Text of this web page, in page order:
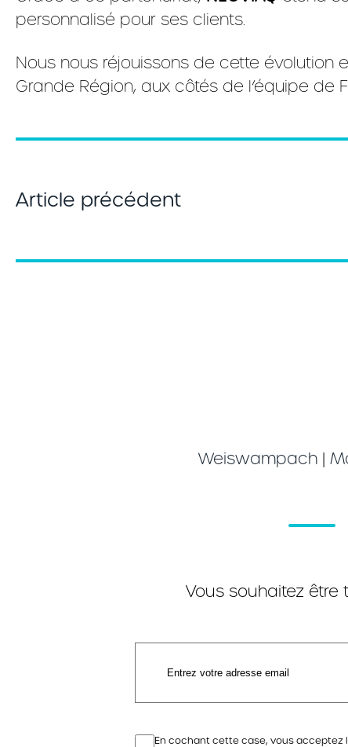
personnalisé pour ses clients.
Nous nous réjouissons de cette
Grande Région, aux côtés de l’équipe de
Article précédent
Weiswampach|
Vous souhaitez
En cochant cette case, vous acceptez